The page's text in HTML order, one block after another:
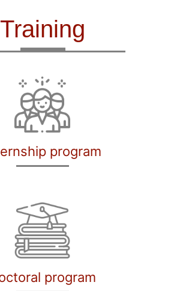
Training
program
program